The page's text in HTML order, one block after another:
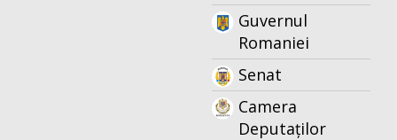
Guvernul
Romaniei
Senat
Camera
Deputaților